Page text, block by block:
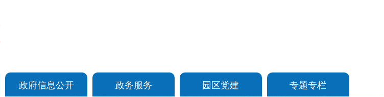
政府信息公开 政务服务 园区党建 专题专栏